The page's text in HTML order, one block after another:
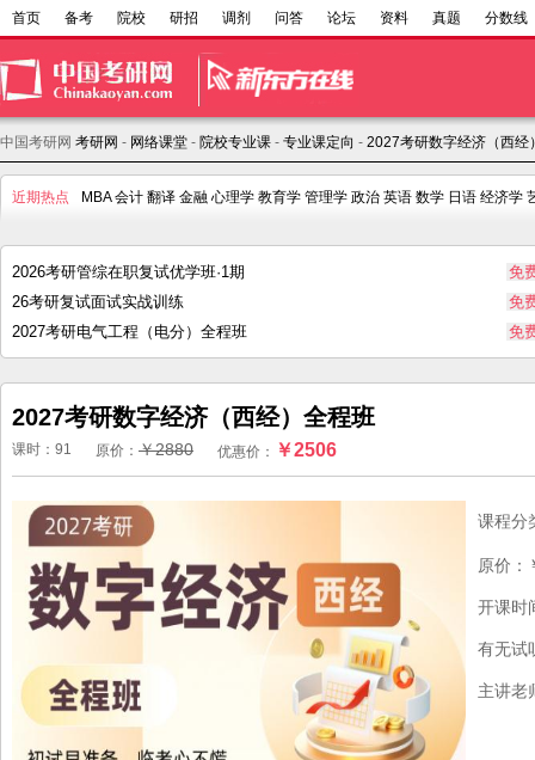
首页 备考 院校 研招 调剂 问答 论坛 资料 真题 分数线
中国考研网 考研网 - 网络课堂 - 院校专业课 - 专业课定向 - 2027考研数字经济（西经
近期热点 MBA 会计 翻译 金融 心理学 教育学 管理学 政治 英语 数学 日语 经济学
2026考研管综在职复试优学班·1期
免
26考研复试面试实战训练
免
2027考研电气工程（电分）全程班
免
2027考研数字经济（西经）全程班
课时：91 原价： ￥2880 优惠价： ￥2506
课程分
原价：
开课时
有无试
主讲老